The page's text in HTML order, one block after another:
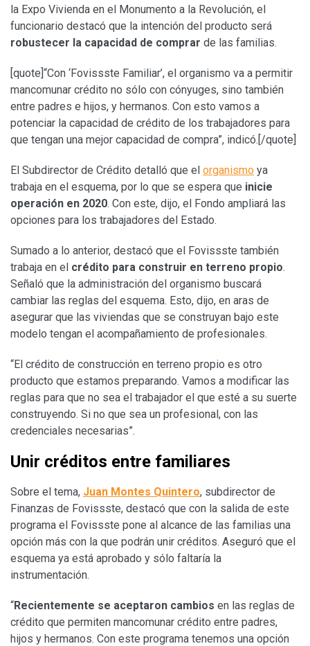
la Expo Vivienda en el Monumento a la Revolución, el
funcionario destacó que la intención del producto será
robustecer la capacidad de comprar de las familias.
[quote]“Con ‘Fovissste Familiar’, el organismo va a permitir
mancomunar crédito no sólo con cónyuges, sino también
entre padres e hijos, y hermanos. Con esto vamos a
potenciar la capacidad de crédito de los trabajadores para
que tengan una mejor capacidad de compra”, indicó.[/quote]
El Subdirector de Crédito detalló que el organismo ya
trabaja en el esquema, por lo que se espera que inicie
operación en 2020. Con este, dijo, el Fondo ampliará las
opciones para los trabajadores del Estado.
Sumado a lo anterior, destacó que el Fovissste también
trabaja en el crédito para construir en terreno propio.
Señaló que la administración del organismo buscará
cambiar las reglas del esquema. Esto, dijo, en aras de
asegurar que las viviendas que se construyan bajo este
modelo tengan el acompañamiento de profesionales.
“El crédito de construcción en terreno propio es otro
producto que estamos preparando. Vamos a modificar las
reglas para que no sea el trabajador el que esté a su suerte
construyendo. Si no que sea un profesional, con las
credenciales necesarias”.
Unir créditos entre familiares
Sobre el tema, Juan Montes Quintero, subdirector de
Finanzas de Fovissste, destacó que con la salida de este
programa el Fovissste pone al alcance de las familias una
opción más con la que podrán unir créditos. Aseguró que el
esquema ya está aprobado y sólo faltaría la
instrumentación.
“Recientemente se aceptaron cambios en las reglas de
crédito que permiten mancomunar crédito entre padres,
hijos y hermanos. Con este programa tenemos una opción